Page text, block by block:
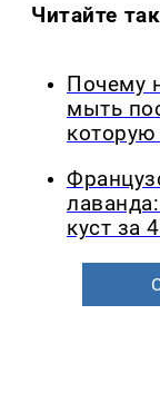
Читайте
Почему
мыть
куст за